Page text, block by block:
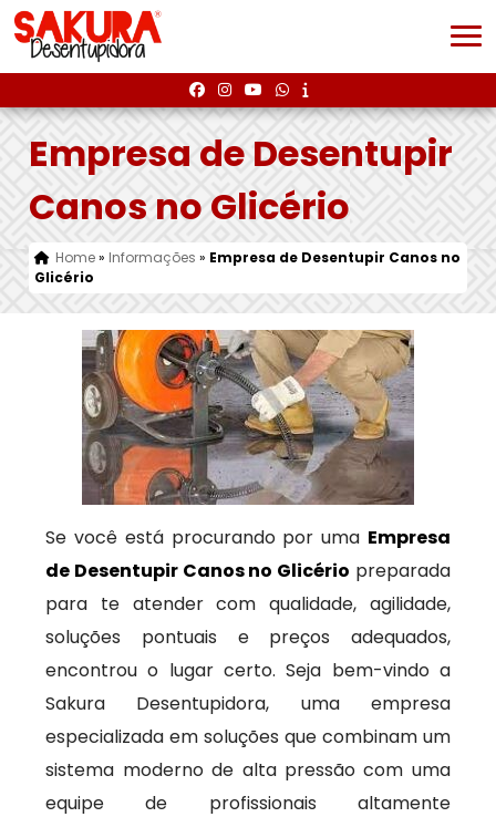
Empresa de Desentupir
Canos no Glicério
Home» Informações » Empresa de Desentupir Canos no
Glicério
Se você está procurando por uma Empresa
de Desentupir Canos no Glicério preparada
para te atender com qualidade, agilidade,
soluções pontuais e preços adequados,
encontrou o lugar certo. Seja bem-vindo a
Sakura Desentupidora, uma empresa
especializada em soluções que combinam um
sistema moderno de alta pressão com uma
equipe de profissionais altamente